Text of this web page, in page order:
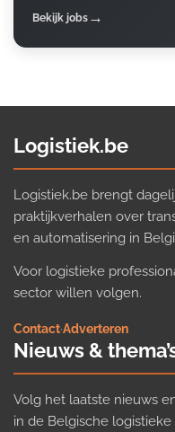
Bekijk jobs
Logistiek.be
Logistiek.be brengt
praktijkverhalen over
en automatisering in
Voor logistieke
sector willen volgen.
Contact·Adverteren
Nieuws &
Volg het laatste nieuws
in de Belgische logistieke